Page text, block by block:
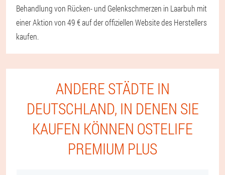
Behandlung von Rücken- und Gelenkschmerzen in Laarbuh mit
einer Aktion von 49 € auf der offiziellen Website des Herstellers
kaufen.
ANDERE STÄDTE IN
DEUTSCHLAND, IN DENEN SIE
KAUFEN KÖNNEN OSTELIFE
PREMIUM PLUS